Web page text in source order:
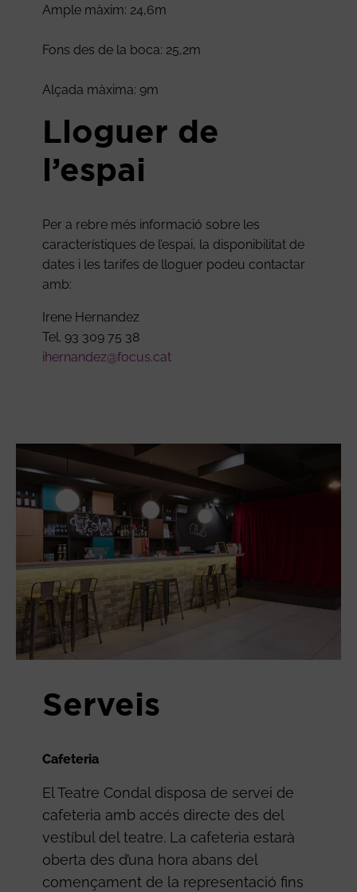
Ample màxim: 24,6m
Fons des de la boca: 25,2m
Alçada màxima: 9m
Lloguer de
l’espai
Per a rebre més informació sobre les
característiques de l’espai, la disponibilitat de
dates i les tarifes de lloguer podeu contactar
amb:
Irene Hernandez
Tel. 93 309 75 38
ihernandez@focus.cat
Serveis
Cafeteria
El Teatre Condal disposa de servei de
cafeteria amb accés directe des del
vestíbul del teatre. La cafeteria estarà
oberta des d’una hora abans del
començament de la representació fins